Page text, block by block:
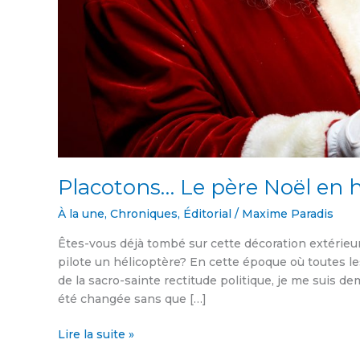
Placotons… Le père Noël en
À la une, Chroniques, Éditorial / Maxime Paradis
Êtes-vous déjà tombé sur cette décoration
pilote un hélicoptère? En cette époque où toutes
de la sacro-sainte rectitude politique, je me suis
été changée sans que […]
Lire la suite »